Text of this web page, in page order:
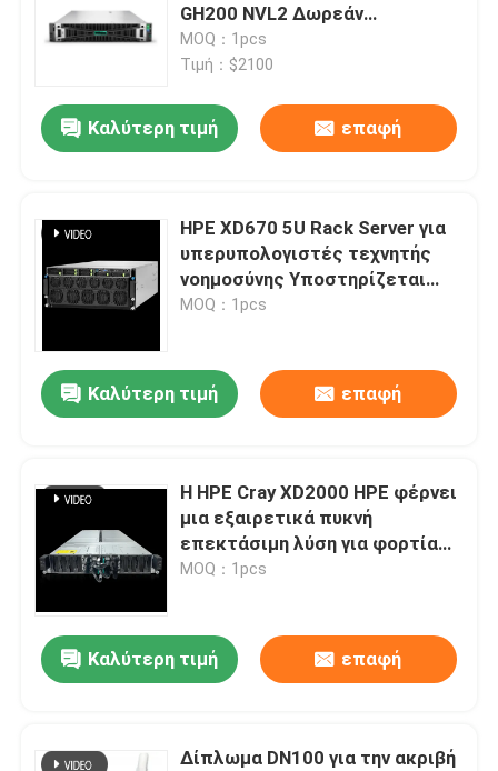
GH200 NVL2 Δωρεάν
Υπολογισμός Ιδιωτικό Σύννεφο
Rack Mount Gpu AI Server
MOQ：1pcs
Τιμή：$2100
Καλύτερη τιμή επαφή
HPE XD670 5U Rack Server για
υπερυπολογιστές τεχνητής
νοημοσύνης Υποστηρίζεται
από CPU Intel Xeon και GPU
MOQ：1pcs
Καλύτερη τιμή επαφή
Η HPE Cray XD2000 HPE φέρνει
μια εξαιρετικά πυκνή
επεκτάσιμη λύση για φορτία
εργασίας συμπεράσματος HPC
MOQ：1pcs
Καλύτερη τιμή επαφή
Δίπλωμα DN100 για την ακριβή